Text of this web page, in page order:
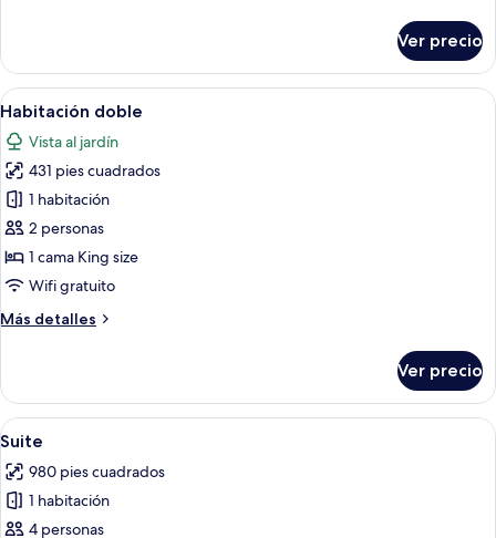
doble
Ver precio
Abrir
todas
las
fotos
de
Habitación
doble
Una habitación de hotel acogedora
5
Habitación doble
Vista al jardín
431 pies cuadrados
1 habitación
2 personas
1 cama King size
Wifi gratuito
Más detalles
Más
doble
Ver precio
Abrir
todas
las
fotos
de
Una habitación acogedora con
11
Suite
980 pies cuadrados
1 habitación
4 personas